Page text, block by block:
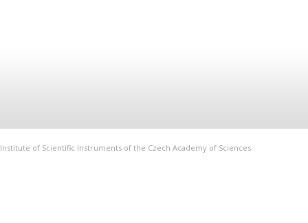
Institute of Scientific Instruments of the Czech Academy of Sciences